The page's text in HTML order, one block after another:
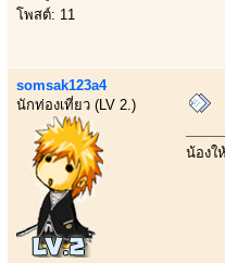
โพสต์: 11
somsak123a4
นักท่องเที่ยว (LV 2.)
น้องใ